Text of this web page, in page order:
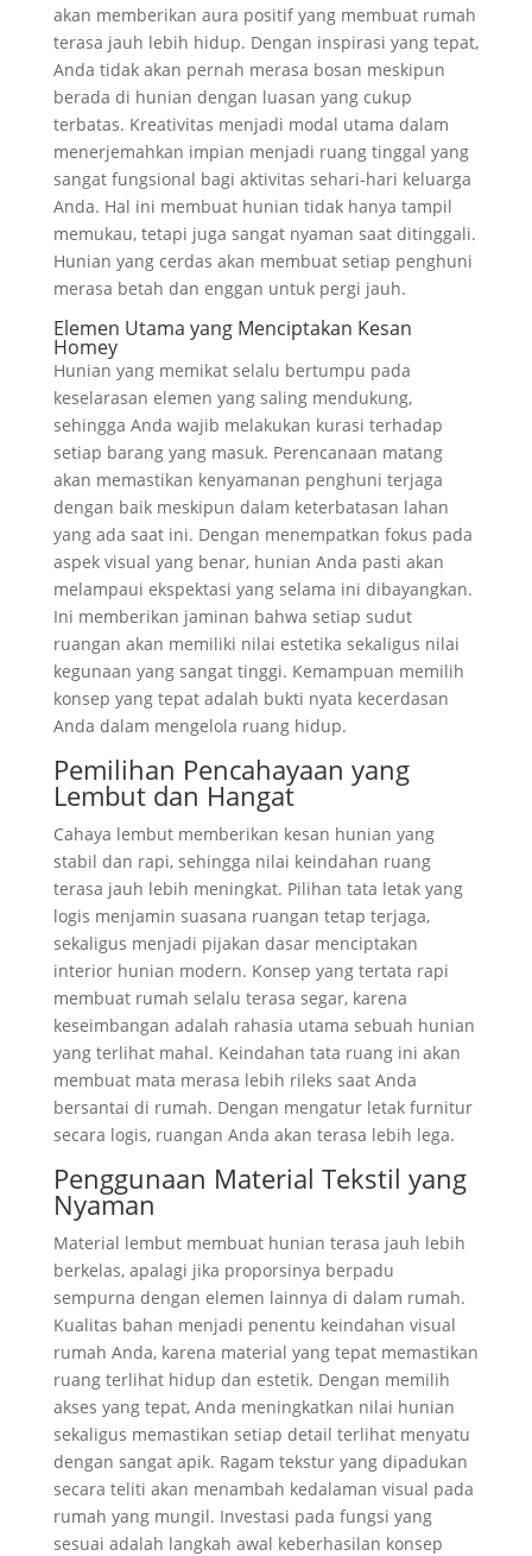
akan memberikan aura positif yang membuat rumah
terasa jauh lebih hidup. Dengan inspirasi yang tepat,
Anda tidak akan pernah merasa bosan meskipun
berada di hunian dengan luasan yang cukup
terbatas. Kreativitas menjadi modal utama dalam
menerjemahkan impian menjadi ruang tinggal yang
sangat fungsional bagi aktivitas sehari-hari keluarga
Anda. Hal ini membuat hunian tidak hanya tampil
memukau, tetapi juga sangat nyaman saat ditinggali.
Hunian yang cerdas akan membuat setiap penghuni
merasa betah dan enggan untuk pergi jauh.
Elemen Utama yang Menciptakan Kesan
Homey
Hunian yang memikat selalu bertumpu pada
keselarasan elemen yang saling mendukung,
sehingga Anda wajib melakukan kurasi terhadap
setiap barang yang masuk. Perencanaan matang
akan memastikan kenyamanan penghuni terjaga
dengan baik meskipun dalam keterbatasan lahan
yang ada saat ini. Dengan menempatkan fokus pada
aspek visual yang benar, hunian Anda pasti akan
melampaui ekspektasi yang selama ini dibayangkan.
Ini memberikan jaminan bahwa setiap sudut
ruangan akan memiliki nilai estetika sekaligus nilai
kegunaan yang sangat tinggi. Kemampuan memilih
konsep yang tepat adalah bukti nyata kecerdasan
Anda dalam mengelola ruang hidup.
Pemilihan Pencahayaan yang
Lembut dan Hangat
Cahaya lembut memberikan kesan hunian yang
stabil dan rapi, sehingga nilai keindahan ruang
terasa jauh lebih meningkat. Pilihan tata letak yang
logis menjamin suasana ruangan tetap terjaga,
sekaligus menjadi pijakan dasar menciptakan
interior hunian modern. Konsep yang tertata rapi
membuat rumah selalu terasa segar, karena
keseimbangan adalah rahasia utama sebuah hunian
yang terlihat mahal. Keindahan tata ruang ini akan
membuat mata merasa lebih rileks saat Anda
bersantai di rumah. Dengan mengatur letak furnitur
secara logis, ruangan Anda akan terasa lebih lega.
Penggunaan Material Tekstil yang
Nyaman
Material lembut membuat hunian terasa jauh lebih
berkelas, apalagi jika proporsinya berpadu
sempurna dengan elemen lainnya di dalam rumah.
Kualitas bahan menjadi penentu keindahan visual
rumah Anda, karena material yang tepat memastikan
ruang terlihat hidup dan estetik. Dengan memilih
akses yang tepat, Anda meningkatkan nilai hunian
sekaligus memastikan setiap detail terlihat menyatu
dengan sangat apik. Ragam tekstur yang dipadukan
secara teliti akan menambah kedalaman visual pada
rumah yang mungil. Investasi pada fungsi yang
sesuai adalah langkah awal keberhasilan konsep